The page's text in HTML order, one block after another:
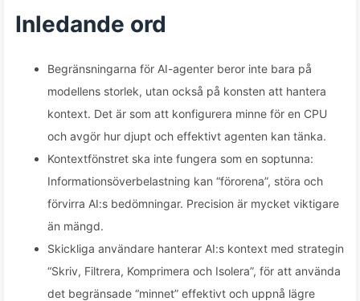
Lär dig AI långsamt 170
Inledande ord
Begränsningarna för AI-agenter beror inte bara på
modellens storlek, utan också på konsten att hantera
kontext. Det är som att konfigurera minne för en CPU
och avgör hur djupt och effektivt agenten kan tänka.
Kontextfönstret ska inte fungera som en soptunna:
Informationsöverbelastning kan “förorena”, störa och
förvirra AI:s bedömningar. Precision är mycket viktigare
än mängd.
Skickliga användare hanterar AI:s kontext med strategin
“Skriv, Filtrera, Komprimera och Isolera”, för att använda
det begränsade “minnet” effektivt och uppnå lägre